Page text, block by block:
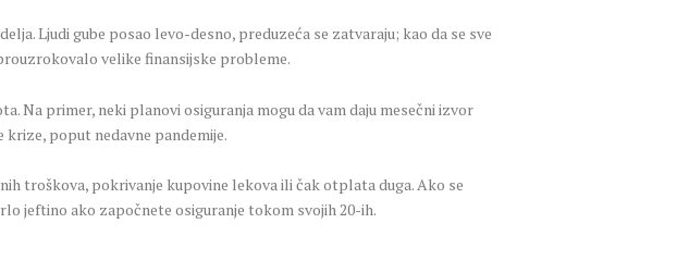
Ljudi gube posao levo-desno, preduzeća se zatvaraju; kao da se sve
velike finansijske probleme.
Na primer, neki planovi osiguranja mogu da vam daju mesečni izvor
poput nedavne pandemije.
troškova, pokrivanje kupovine lekova ili čak otplata duga. Ako se
jeftino ako započnete osiguranje tokom svojih 20-ih.